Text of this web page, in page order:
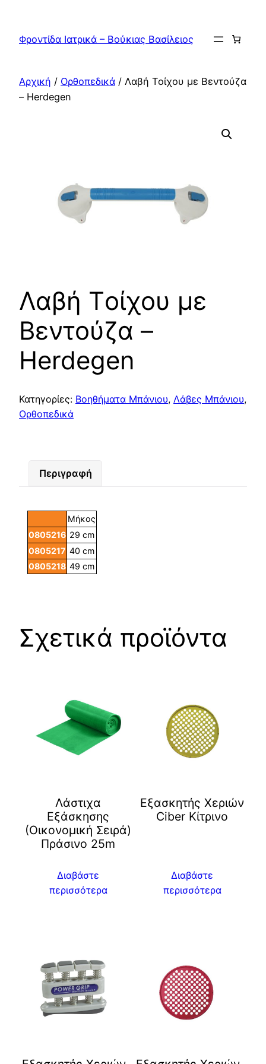
περιεχόμενο
Φροντίδα Ιατρικά – Βούκιας Βασίλειος
Αρχική / Ορθοπεδικά / Λαβή Tοίχου με Bεντούζα
– Herdegen
Λαβή Tοίχου με
Bεντούζα –
Herdegen
Κατηγορίες: Βοηθήματα Μπάνιου, Λάβες Μπάνιου,
Ορθοπεδικά
Περιγραφή
Μήκος
0805216 29 cm
0805217 40 cm
0805218 49 cm
Σχετικά προϊόντα
Λάστιχα
Εξάσκησης
(Οικονομική Σειρά)
Πράσινο 25m
Διαβάστε
περισσότερα
Eξασκητής Χεριών
Ciber Kίτρινο
Διαβάστε
περισσότερα